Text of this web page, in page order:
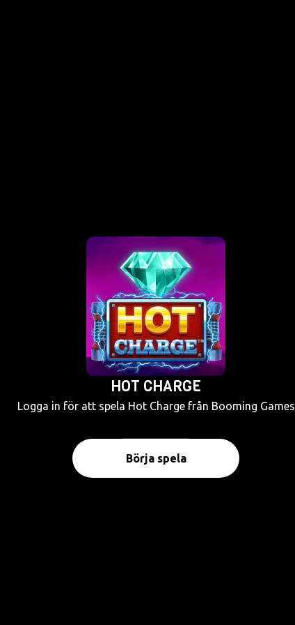
HOT CHARGE
Logga in för att spela Hot Charge från Booming Games
Börja spela